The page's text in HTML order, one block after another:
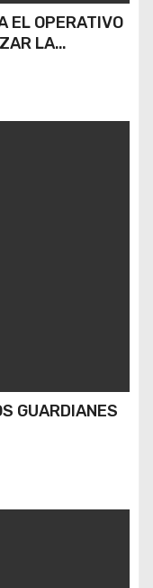
EL OPERATIVO
LA
DE
GUARDIANES